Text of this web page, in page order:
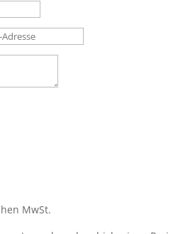
MwSt.